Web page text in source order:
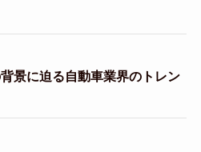
景に迫る自動車業界のトレン